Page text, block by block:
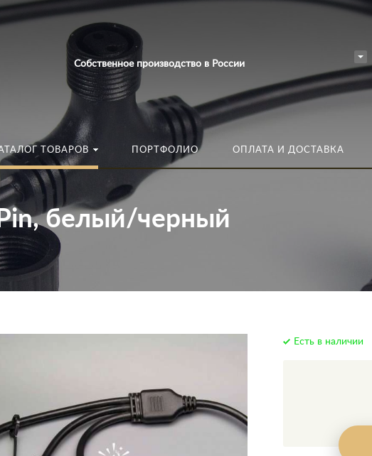
Собственное производство в России
ТОВАРОВ ПОРТФОЛИО ОПЛАТА И ДОСТАВКА
белый/черный
Есть в наличии